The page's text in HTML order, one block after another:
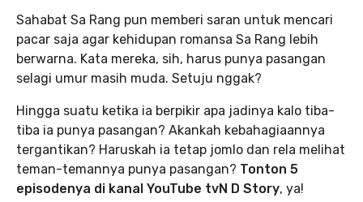
Sahabat Sa Rang pun memberi saran untuk mencari
pacar saja agar kehidupan romansa Sa Rang lebih
berwarna. Kata mereka, sih, harus punya pasangan
selagi umur masih muda. Setuju nggak?
Hingga suatu ketika ia berpikir apa jadinya kalo tiba-
tiba ia punya pasangan? Akankah kebahagiaannya
tergantikan? Haruskah ia tetap jomlo dan rela melihat
teman-temannya punya pasangan? Tonton 5
episodenya di kanal YouTube tvN D Story, ya!